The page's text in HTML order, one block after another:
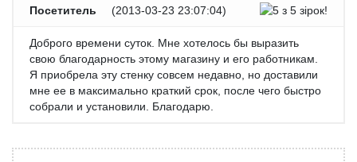
Посетитель (2013-03-23 23:07:04)
Доброго времени суток. Мне хотелось бы выразить
свою благодарность этому магазину и его работникам.
Я приобрела эту стенку совсем недавно, но доставили
мне ее в максимально краткий срок, после чего быстро
собрали и установили. Благодарю.